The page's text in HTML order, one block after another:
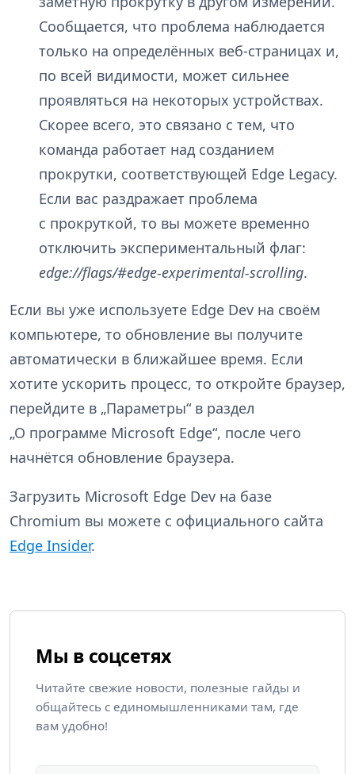
Сообщается, что проблема наблюдается
только на определённых веб-страницах и,
по всей видимости, может сильнее
проявляться на некоторых устройствах.
Скорее всего, это связано с тем, что
команда работает над созданием
прокрутки, соответствующей Edge Legacy.
Если вас раздражает проблема
с прокруткой, то вы можете временно
отключить экспериментальный флаг:
edge://flags/#edge-experimental-scrolling.
Если вы уже используете Edge Dev на своём
компьютере, то обновление вы получите
автоматически в ближайшее время. Если
хотите ускорить процесс, то откройте браузер,
перейдите в „Параметры“ в раздел
„О программе Microsoft Edge“, после чего
начнётся обновление браузера.
Загрузить Microsoft Edge Dev на базе
Chromium вы можете с официального сайта
Edge Insider.
Мы в соцсетях
Читайте свежие новости, полезные гайды и
общайтесь с единомышленниками там, где
вам удобно!